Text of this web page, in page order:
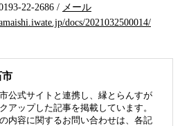
22-2686 / メール
docs/2021032500014/
市
公式サイトと連携し、縁とらんすが
アップした記事を掲載しています。
内容に関するお問い合わせは、各記